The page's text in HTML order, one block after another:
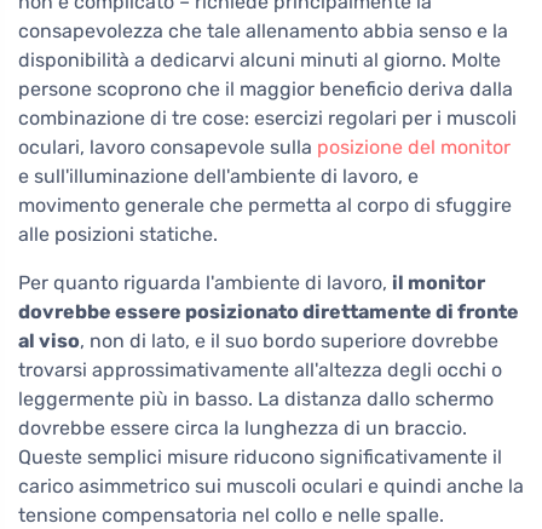
consapevolezza che tale allenamento abbia senso e la
disponibilità a dedicarvi alcuni minuti al giorno. Molte
persone scoprono che il maggior beneficio deriva dalla
combinazione di tre cose: esercizi regolari per i muscoli
oculari, lavoro consapevole sulla posizione del monitor
e sull'illuminazione dell'ambiente di lavoro, e
movimento generale che permetta al corpo di sfuggire
alle posizioni statiche.
Per quanto riguarda l'ambiente di lavoro, il monitor
dovrebbe essere posizionato direttamente di fronte
al viso, non di lato, e il suo bordo superiore dovrebbe
trovarsi approssimativamente all'altezza degli occhi o
leggermente più in basso. La distanza dallo schermo
dovrebbe essere circa la lunghezza di un braccio.
Queste semplici misure riducono significativamente il
carico asimmetrico sui muscoli oculari e quindi anche la
tensione compensatoria nel collo e nelle spalle.